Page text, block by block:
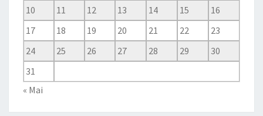
10
11 12 13 14 15
16
17
18 19 20 21 22
23
24
25 26 27 28 29
30
31
« Mai